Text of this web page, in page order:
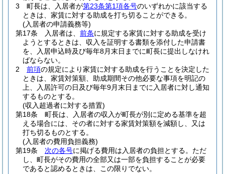
3
町長は、入居者が第23条第1項各号のいずれかに該当する
ときは、家賃に対する助成を打ち切ることができる。
(入居者の申請義務等)
第17条
入居者は、 前条に規定する家賃に対する助成を受け
ようとするときは、収入を証明する書類を添付した申請書
を、入居申込時及び毎年8月末日までに町長に提出しなけれ
ばならない。
2
前項の規定により家賃に対する助成を行うことを決定した
ときは、家賃対策額、助成期間その他必要な事項を明記の
上、入居許可の日及び毎年9月末日までに入居者に対し通知
するものとする。
(収入超過者に対する措置)
第18条
町長は、入居者の収入が町長が別に定める基準を超
える場合には、その者に対する家賃対策額を減額し、又は
打ち切るものとする。
(入居者の費用負担義務)
第19条
次の各号に掲げる費用は入居者の負担とする。 ただ
し、町長がその費用の全部又は一部を負担することが必要
であると認めるときは、この限りでない。